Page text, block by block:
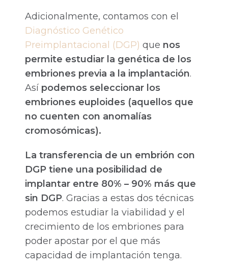
Adicionalmente, contamos con el
Diagnóstico Genético
Preimplantacional (DGP) que nos
permite estudiar la genética de los
embriones previa a la implantación.
Así podemos seleccionar los
embriones euploides (aquellos que
no cuenten con anomalías
cromosómicas).
La transferencia de un embrión con
DGP tiene una posibilidad de
implantar entre 80% – 90% más que
sin DGP. Gracias a estas dos técnicas
podemos estudiar la viabilidad y el
crecimiento de los embriones para
poder apostar por el que más
capacidad de implantación tenga.